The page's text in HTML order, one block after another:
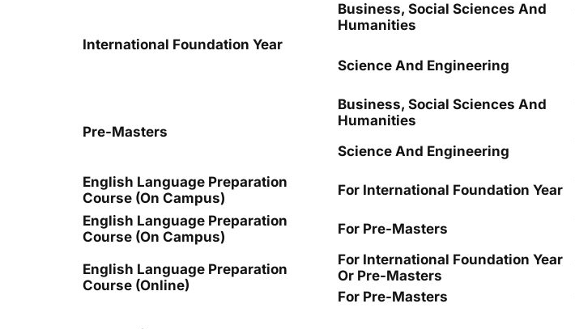
International Foundation Year
Business, Social Sciences And
Humanities
Science And Engineering
Pre-Masters
Business, Social Sciences And
Humanities
Science And Engineering
English Language Preparation
Course (on Campus)
For International Foundation Year
English Language Preparation
Course (on Campus)
For Pre-Masters
English Language Preparation
Course (online)
For International Foundation Year
Or Pre-Masters
For Pre-Masters